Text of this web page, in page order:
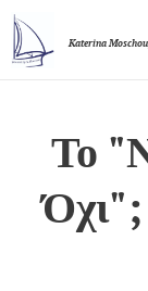
Katerina
Το
Όχι";